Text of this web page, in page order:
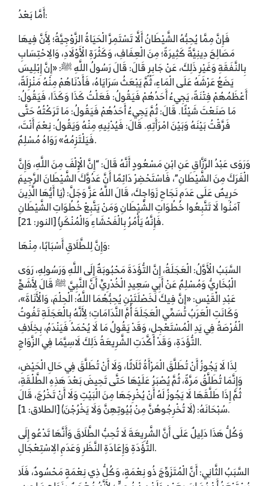
أَمَّا بَعْدُ:
فَإِنَّ مِمَّا يُحِبُّهُ الشَّيْطَانُ أَلَّا تَسْتَمِرَّ الْحَيَاةُ الزَّوْجِيَّةُ؛ لِأَنَّ فِيهَا
مَصَالِحَ دِينِيَّةً كَثِيرَةً؛ مِنَ الْعِفَافِ، وَكَثْرَةِ الْأَوْلَادِ، وَالِاحْتِسَابِ
بِالنَّفَقَةِ وَغَيْرِ ذَلِكَ، عَنْ جَابِرٍ قَالَ: قَالَ رَسُولُ اللَّهِ ﷺ: «إِنَّ إِبْلِيسَ
يَضَعُ عَرْشَهُ عَلَى الْمَاءِ، ثُمَّ يَبْعَثُ سَرَايَاهُ، فَأَدْنَاهُمْ مِنْهُ مَنْزِلَةً،
أَعْظَمُهُمْ فِتْنَةً، يَجِيءُ أَحَدُهُمْ فَيَقُولُ: فَعَلْتُ كَذَا وَكَذَا، فَيَقُولُ:
مَا صَنَعْتَ شَيْئًا. قَالَ: ثُمَّ يَجِيءُ أَحَدُهُمْ فَيَقُولُ: مَا تَرَكْتُهُ حَتَّى
فَرَّقْتُ بَيْنَهُ وَبَيْنَ امْرَأَتِهِ. قَالَ: فَيُدْنِيهِ مِنْهُ وَيَقُولُ: نِعْمَ أَنْتَ،
فَيَلْتَزِمُهُ» رَوَاهُ مُسْلِمٌ.
وَرَوَى عَبْدُ الرَّزَّاقِ عَنِ ابْنِ مَسْعُودٍ أَنَّهُ قَالَ: “إِنَّ الْإِلْفَ مِنَ اللَّهِ، وَإِنَّ
الْفَرَكَ مِنَ الشَّيْطَانِ”، فَاسْتَحْضِرْ دَائِمًا أَنَّ عَدُوَّكَ الشَّيْطَانَ الرَّجِيمَ
حَرِيصٌ عَلَى عَدَمِ نَجَاحِ زَوَاجِكَ، قَالَ اللَّهُ عَزَّ وَجَلَّ: ﴿يَا أَيُّهَا الَّذِينَ
آمَنُوا لَا تَتَّبِعُوا خُطُوَاتِ الشَّيْطَانِ وَمَنْ يَتَّبِعْ خُطُوَاتِ الشَّيْطَانِ
فَإِنَّهُ يَأْمُرُ بِالْفَحْشَاءِ وَالْمُنْكَرِ﴾ [النور: 21].
وَإِنَّ لِلطَّلَاقِ أَسْبَابًا، مِنْهَا:
السَّبَبُ الْأَوَّلُ: الْعَجَلَةُ، إِنَّ التُّؤَدَةَ مَحْبُوبَةٌ إِلَى اللَّهِ وَرَسُولِهِ، رَوَى
الْبُخَارِيُّ وَمُسْلِمٌ عَنْ أَبِي سَعِيدٍ الْخُدْرِيِّ أَنَّ النَّبِيَّ ﷺ قَالَ لِأَشَجِّ
عَبْدِ الْقَيْسِ: «إِنَّ فِيكَ لَخَصْلَتَيْنِ يُحِبُّهُمَا اللَّهُ: الْحِلْمَ، وَالْأَنَاةَ»،
وَكَانَتِ الْعَرَبُ تُسَمِّي الْعَجَلَةَ أُمَّ النَّدَامَاتِ؛ لِأَنَّهُ بِالْعَجَلَةِ تَفُوتُ
الْفُرْصَةُ فِي يَدِ الْمُسْتَعْجِلِ، وَقَدْ يَقُولُ مَا لَا يُحْمَدُ فَيَنْدَمُ، بِخِلَافِ
التُّؤَدَةِ، وَقَدْ أَكَّدَتِ الشَّرِيعَةُ ذَلِكَ لَاسِيَّمَا فِي الزَّوَاجِ.
لِذَا لَا يَجُوزُ أَنْ تُطَلَّقَ الْمَرْأَةُ ثَلَاثًا، وَلَا أَنْ تُطَلَّقَ فِي حَالِ الْحَيْضِ،
وَإِنَّمَا تُطَلَّقُ مَرَّةً، ثُمَّ يُصْبَرُ عَلَيْهَا حَتَّى تَحِيضَ بَعْدَ هَذِهِ الطَّلْقَةِ،
ثُمَّ إِذَا طَلَّقَهَا لَا يَجُوزُ لَهُ أَنْ يُخْرِجَهَا مِنَ الْبَيْتِ وَلَا أَنْ تَخْرُجَ، قَالَ
سُبْحَانَهُ: ﴿لَا تُخْرِجُوهُنَّ مِنْ بُيُوتِهِنَّ وَلَا يَخْرُجْنَ﴾ [الطلاق: 1].
وَكُلُّ هَذَا دَلِيلٌ عَلَى أَنَّ الشَّرِيعَةَ لَا تُحِبُّ الطَّلَاقَ وَأَنَّهَا تَدْعُو إِلَى
التُّؤَدَةِ وَإِعَادَةِ النَّظَرِ وَعَدَمِ الِاسْتِعْجَالِ.
السَّبَبُ الثَّانِي: أَنَّ الْمُتَزَوِّجَ ذُو نِعْمَةٍ، وَكُلُّ ذِي نِعْمَةٍ مَحْسُودٌ، فَلَا